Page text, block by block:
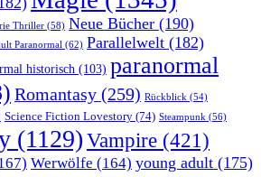
Thriller (58) Neue Bücher (190)
Paranormal (62) Parallelwelt (182)
historisch (103) paranormal
Romantasy (259) Rückblick (54)
Science Fiction Lovestory (74) Steampunk (56)
(1129) Vampire (421)
Werwölfe (164) young adult (175)